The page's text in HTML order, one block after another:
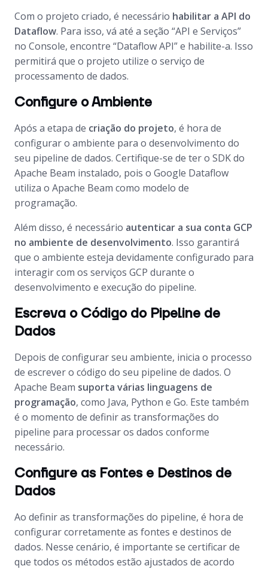
Com o projeto criado, é necessário habilitar a API do
Dataflow. Para isso, vá até a seção “API e Serviços”
no Console, encontre “Dataflow API” e habilite-a. Isso
permitirá que o projeto utilize o serviço de
processamento de dados.
Configure o Ambiente
Após a etapa de criação do projeto, é hora de
configurar o ambiente para o desenvolvimento do
seu pipeline de dados. Certifique-se de ter o SDK do
Apache Beam instalado, pois o Google Dataflow
utiliza o Apache Beam como modelo de
programação.
Além disso, é necessário autenticar a sua conta GCP
no ambiente de desenvolvimento. Isso garantirá
que o ambiente esteja devidamente configurado para
interagir com os serviços GCP durante o
desenvolvimento e execução do pipeline.
Escreva o Código do Pipeline de
Dados
Depois de configurar seu ambiente, inicia o processo
de escrever o código do seu pipeline de dados. O
Apache Beam suporta várias linguagens de
programação, como Java, Python e Go. Este também
é o momento de definir as transformações do
pipeline para processar os dados conforme
necessário.
Configure as Fontes e Destinos de
Dados
Ao definir as transformações do pipeline, é hora de
configurar corretamente as fontes e destinos de
dados. Nesse cenário, é importante se certificar de
que todos os métodos estão ajustados de acordo